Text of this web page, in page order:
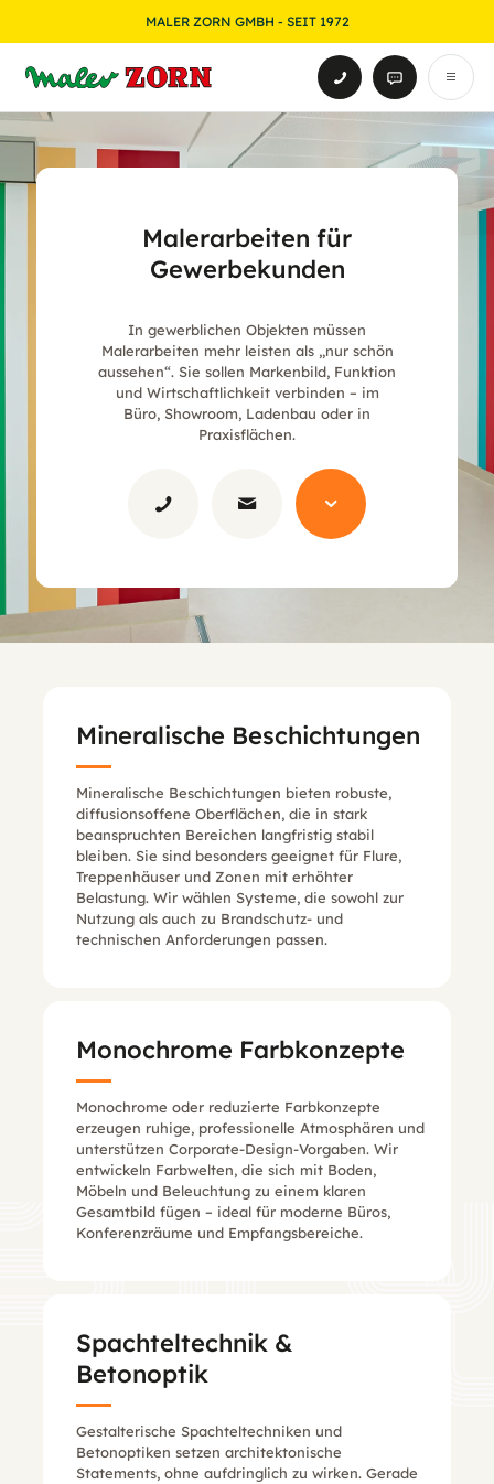
MALER ZORN GMBH - SEIT 1972
Malerarbeiten für
Gewerbekunden
In gewerblichen Objekten müssen
Malerarbeiten mehr leisten als „nur schön
aussehen“. Sie sollen Markenbild, Funktion
und Wirtschaftlichkeit verbinden – im
Büro, Showroom, Ladenbau oder in
Praxisflächen.
Mineralische Beschichtungen
Mineralische Beschichtungen bieten robuste,
diffusionsoffene Oberflächen, die in stark
beanspruchten Bereichen langfristig stabil
bleiben. Sie sind besonders geeignet für Flure,
Treppenhäuser und Zonen mit erhöhter
Belastung. Wir wählen Systeme, die sowohl zur
Nutzung als auch zu Brandschutz- und
technischen Anforderungen passen.
Monochrome Farbkonzepte
Monochrome oder reduzierte Farbkonzepte
erzeugen ruhige, professionelle Atmosphären und
unterstützen Corporate-Design-Vorgaben. Wir
entwickeln Farbwelten, die sich mit Boden,
Möbeln und Beleuchtung zu einem klaren
Gesamtbild fügen – ideal für moderne Büros,
Konferenzräume und Empfangsbereiche.
Spachteltechnik &
Betonoptik
Gestalterische Spachteltechniken und
Betonoptiken setzen architektonische
Statements, ohne aufdringlich zu wirken. Gerade